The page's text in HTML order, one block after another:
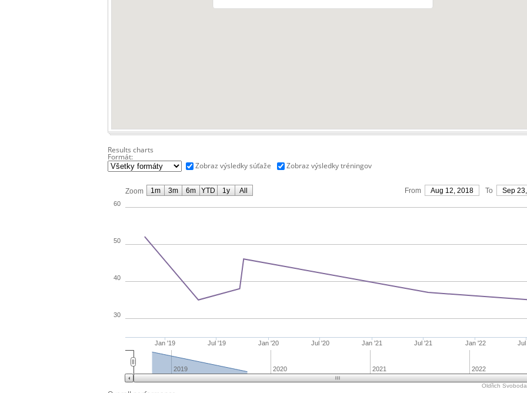
Results charts
Formát:
Zobraz výsledky súťaže
Zobraz výsledky tréningov
Zoom From Aug 12, 2018 To Sep
Jan '19 Jul '19 Jan '20 Jul '20 Jan '21 Jul '21 Jan '22 Jul
30
40
50
60
2019 2020 2021 2022
1m 3m 6m YTD 1y All
Oldřich